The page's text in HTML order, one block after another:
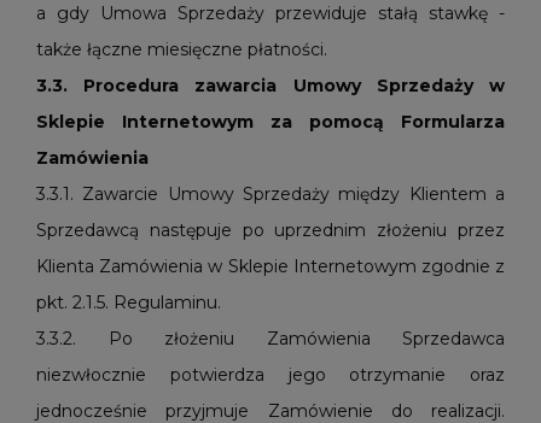
a gdy Umowa Sprzedaży przewiduje stałą stawkę -
także łączne miesięczne płatności.
3.3. Procedura zawarcia Umowy Sprzedaży w
Sklepie Internetowym za pomocą Formularza
Zamówienia
3.3.1. Zawarcie Umowy Sprzedaży między Klientem a
Sprzedawcą następuje po uprzednim złożeniu przez
Klienta Zamówienia w Sklepie Internetowym zgodnie z
pkt. 2.1.5. Regulaminu.
3.3.2. Po złożeniu Zamówienia Sprzedawca
niezwłocznie potwierdza jego otrzymanie oraz
jednocześnie przyjmuje Zamówienie do realizacji.